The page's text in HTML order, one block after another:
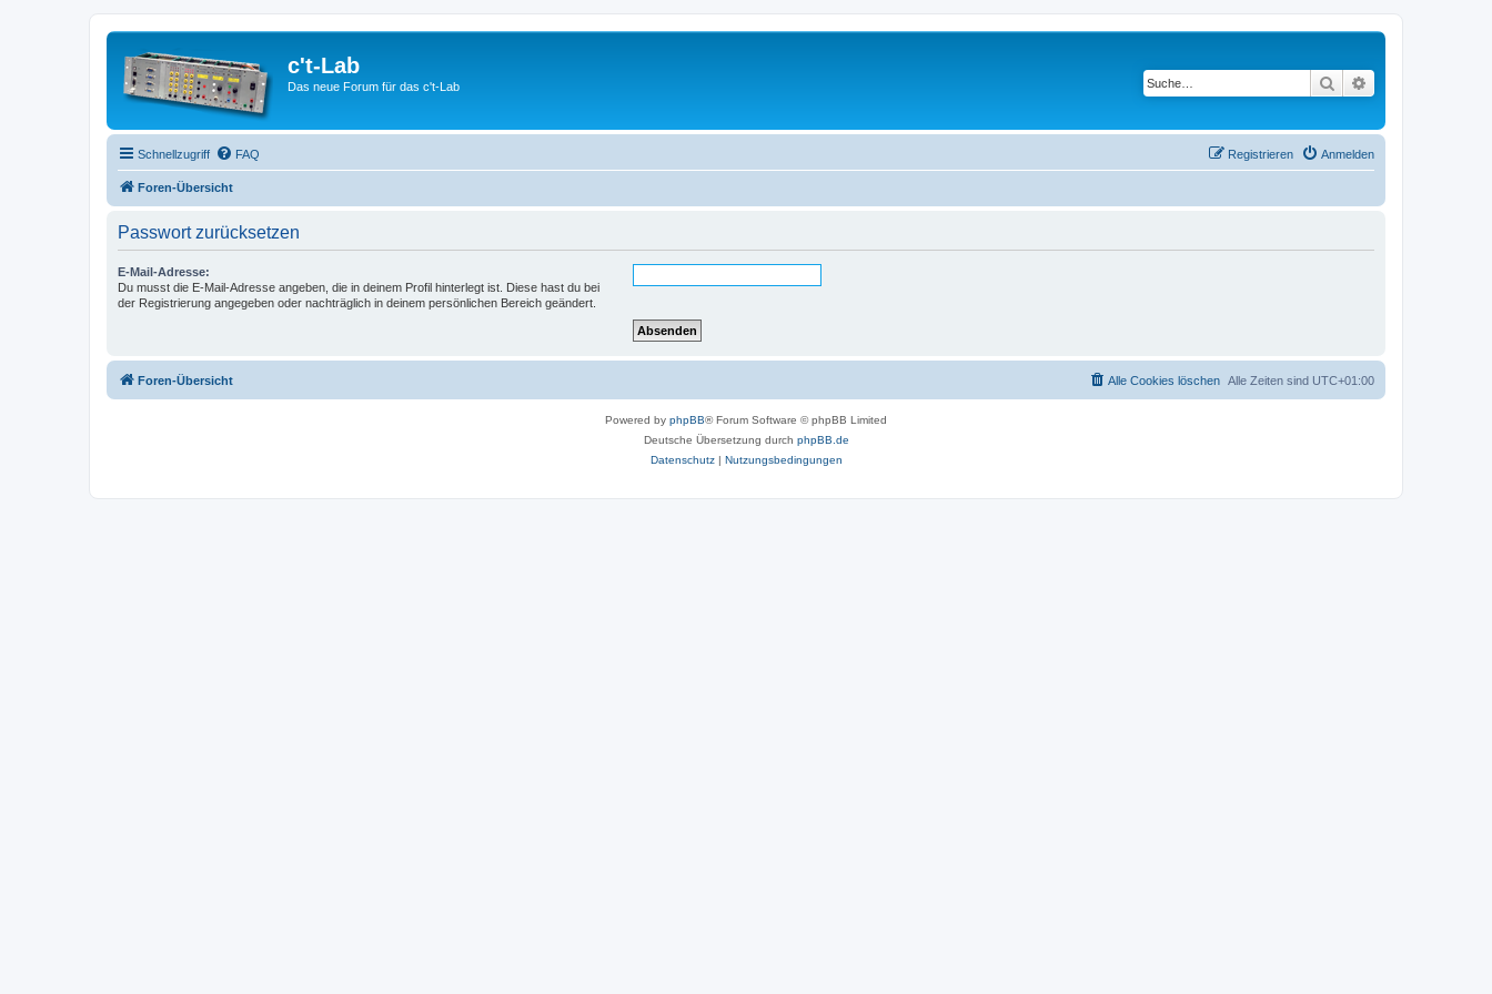
c't-Lab
Das neue Forum für das c't-Lab Suche
Schnellzugriff FAQ Anmelden
Registrieren
Foren-Übersicht
Passwort zurücksetzen
E-Mail-Adresse:
Du musst die E-Mail-Adresse angeben, die in deinem Profil hinterlegt ist. Diese hast du bei
der Registrierung angegeben oder nachträglich in deinem persönlichen Bereich geändert.
Foren-Übersicht Alle Zeiten sind UTC+01:00
Alle Cookies löschen
Powered by phpBB® Forum Software © phpBB Limited
Deutsche Übersetzung durch phpBB.de
Datenschutz| Nutzungsbedingungen